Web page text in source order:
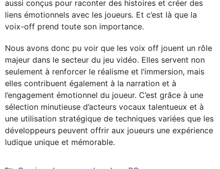
aussi conçus pour raconter des histoires et créer des
liens émotionnels avec les joueurs. Et c’est là que la
voix-off prend toute son importance.
Nous avons donc pu voir que les voix off jouent un rôle
majeur dans le secteur du jeu vidéo. Elles servent non
seulement à renforcer le réalisme et l’immersion, mais
elles contribuent également à la narration et à
l’engagement émotionnel du joueur. C’est grâce à une
sélection minutieuse d’acteurs vocaux talentueux et à
une utilisation stratégique de techniques variées que les
développeurs peuvent offrir aux joueurs une expérience
ludique unique et mémorable.